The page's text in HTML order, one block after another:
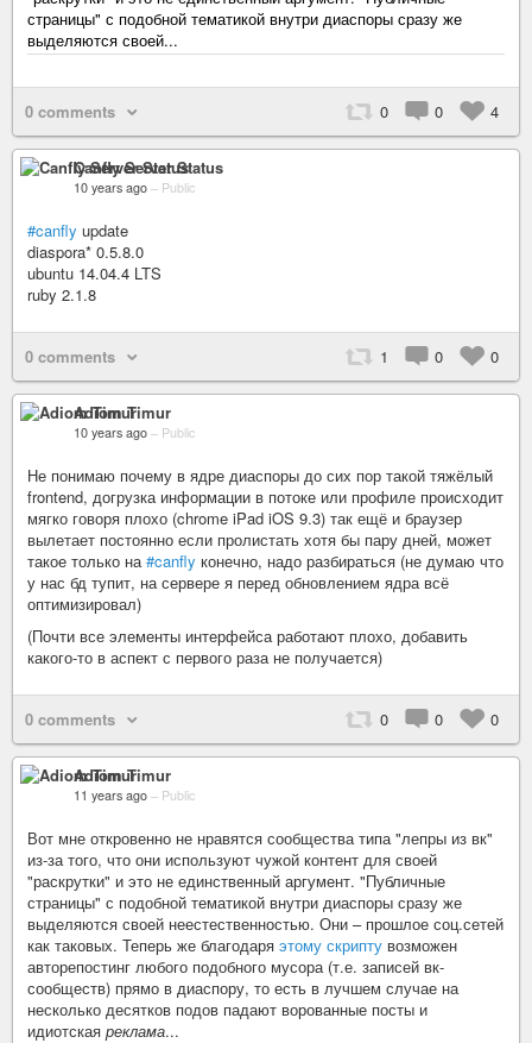
страницы" с подобной тематикой внутри диаспоры сразу же
выделяются своей...
0 comments 0 0 4
Canfly Server Status
10 years ago – Public
#canfly update
diaspora* 0.5.8.0
ubuntu 14.04.4 LTS
ruby 2.1.8
0 comments 1 0 0
Adiom Timur
10 years ago – Public
Не понимаю почему в ядре диаспоры до сих пор такой тяжёлый
frontend, догрузка информации в потоке или профиле происходит
мягко говоря плохо (chrome iPad iOS 9.3) так ещё и браузер
вылетает постоянно если пролистать хотя бы пару дней, может
такое только на #canfly конечно, надо разбираться (не думаю что
у нас бд тупит, на сервере я перед обновлением ядра всё
оптимизировал)
(Почти все элементы интерфейса работают плохо, добавить
какого-то в аспект с первого раза не получается)
0 comments 0 0 0
Adiom Timur
11 years ago – Public
Вот мне откровенно не нравятся сообщества типа "лепры из вк"
из-за того, что они используют чужой контент для своей
"раскрутки" и это не единственный аргумент. "Публичные
страницы" с подобной тематикой внутри диаспоры сразу же
выделяются своей неестественностью. Они – прошлое соц.сетей
как таковых. Теперь же благодаря этому скрипту возможен
авторепостинг любого подобного мусора (т.е. записей вк-
сообществ) прямо в диаспору, то есть в лучшем случае на
несколько десятков подов падают ворованные посты и
идиотская реклама...